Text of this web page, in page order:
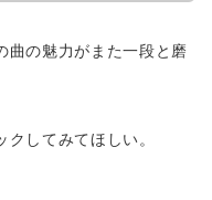
曲の魅力がまた一段と磨
してみてほしい。